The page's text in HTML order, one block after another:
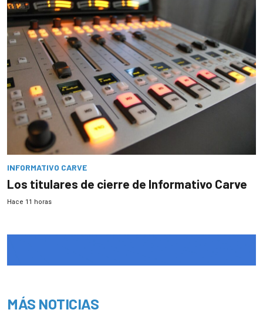
INFORMATIVO CARVE
Los titulares de cierre de Informativo Carve
Hace 11 horas
MÁS NOTICIAS